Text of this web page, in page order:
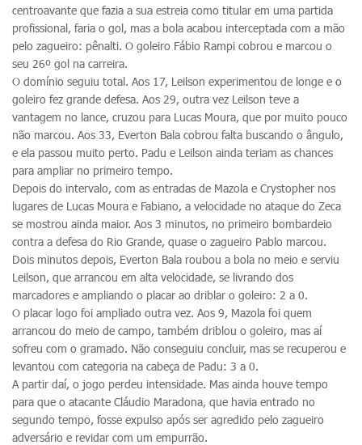
centroavante que fazia a sua estreia como titular em uma partida
profissional, faria o gol, mas a bola acabou interceptada com a mão
pelo zagueiro: pênalti. O goleiro Fábio Rampi cobrou e marcou o
seu 26º gol na carreira.
O domínio seguiu total. Aos 17, Leilson experimentou de longe e o
goleiro fez grande defesa. Aos 29, outra vez Leilson teve a
vantagem no lance, cruzou para Lucas Moura, que por muito pouco
não marcou. Aos 33, Everton Bala cobrou falta buscando o ângulo,
e ela passou muito perto. Padu e Leilson ainda teriam as chances
para ampliar no primeiro tempo.
Depois do intervalo, com as entradas de Mazola e Crystopher nos
lugares de Lucas Moura e Fabiano, a velocidade no ataque do Zeca
se mostrou ainda maior. Aos 3 minutos, no primeiro bombardeio
contra a defesa do Rio Grande, quase o zagueiro Pablo marcou.
Dois minutos depois, Everton Bala roubou a bola no meio e serviu
Leilson, que arrancou em alta velocidade, se livrando dos
marcadores e ampliando o placar ao driblar o goleiro: 2 a 0.
O placar logo foi ampliado outra vez. Aos 9, Mazola foi quem
arrancou do meio de campo, também driblou o goleiro, mas aí
sofreu com o gramado. Não conseguiu concluir, mas se recuperou e
levantou com categoria na cabeça de Padu: 3 a 0.
A partir daí, o jogo perdeu intensidade. Mas ainda houve tempo
para que o atacante Cláudio Maradona, que havia entrado no
segundo tempo, fosse expulso após ser agredido pelo zagueiro
adversário e revidar com um empurrão.